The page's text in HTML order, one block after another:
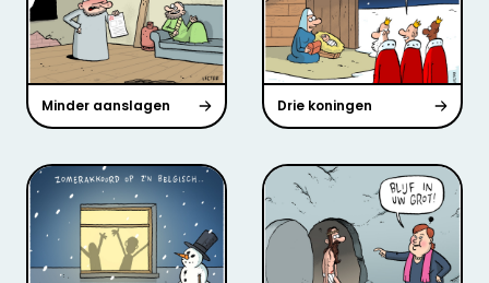
Minder aanslagen Drie koningen